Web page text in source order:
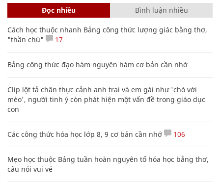
Đọc nhiều Bình luận nhiều
Cách học thuộc nhanh Bảng công thức lượng giác bằng thơ,
"thần chú"
17
Bảng công thức đạo hàm nguyên hàm cơ bản cần nhớ
Clip lột tả chân thực cảnh anh trai và em gái như 'chó với
mèo', người tinh ý còn phát hiện một vấn đề trong giáo dục
con
Các công thức hóa học lớp 8, 9 cơ bản cần nhớ 106
Mẹo học thuộc Bảng tuần hoàn nguyên tố hóa học bằng thơ,
câu nói vui vẻ